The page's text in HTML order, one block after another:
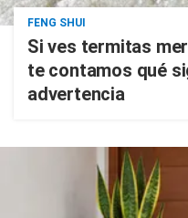
FENG SHUI
Si ves termitas
te contamos qué
advertencia